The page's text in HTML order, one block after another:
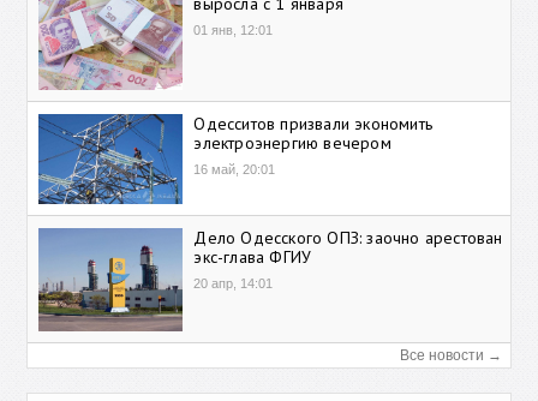
01 янв, 12:01
Одесситов призвали экономить
электроэнергию вечером
16 май, 20:01
Дело Одесского ОПЗ: заочно арестован
экс-глава ФГИУ
20 апр, 14:01
Все новости →